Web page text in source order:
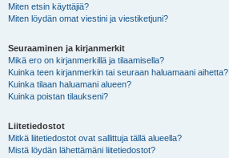
Miten etsin käyttäjiä?
Miten löydän omat viestini ja viestiketjuni?
Seuraaminen ja kirjanmerkit
Mikä ero on kirjanmerkillä ja tilaamisella?
Kuinka teen kirjanmerkin tai seuraan haluamaani aihetta?
Kuinka tilaan haluamani alueen?
Kuinka poistan tilaukseni?
Liitetiedostot
Mitkä liitetiedostot ovat sallittuja tällä alueella?
Mistä löydän lähettämäni liitetiedostot?